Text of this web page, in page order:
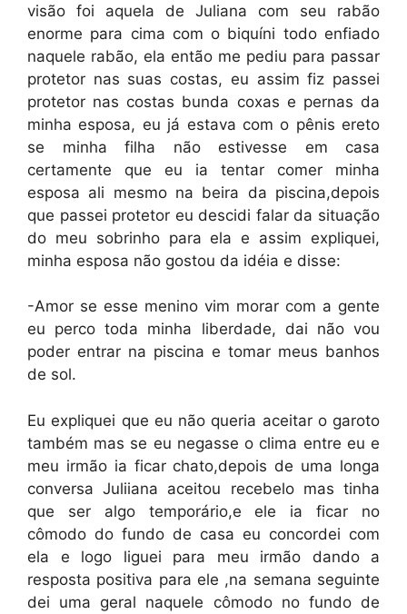
visão foi aquela de Juliana com seu rabão
enorme para cima com o biquíni todo enfiado
naquele rabão, ela então me pediu para passar
protetor nas suas costas, eu assim fiz passei
protetor nas costas bunda coxas e pernas da
minha esposa, eu já estava com o pênis ereto
se minha filha não estivesse em casa
certamente que eu ia tentar comer minha
esposa ali mesmo na beira da piscina,depois
que passei protetor eu descidi falar da situação
do meu sobrinho para ela e assim expliquei,
minha esposa não gostou da idéia e disse:
-Amor se esse menino vim morar com a gente
eu perco toda minha liberdade, dai não vou
poder entrar na piscina e tomar meus banhos
de sol.
Eu expliquei que eu não queria aceitar o garoto
também mas se eu negasse o clima entre eu e
meu irmão ia ficar chato,depois de uma longa
conversa Juliiana aceitou recebelo mas tinha
que ser algo temporário,e ele ia ficar no
cômodo do fundo de casa eu concordei com
ela e logo liguei para meu irmão dando a
resposta positiva para ele ,na semana seguinte
dei uma geral naquele cômodo no fundo de